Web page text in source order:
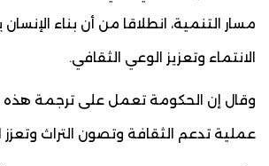
مسار التنمية، انطلاقا من أن بناء
الانتماء وتعزيز الوعي الثقافي.
وقال إن الحكومة تعمل على ترجمة هذه
عملية تدعم الثقافة وتصون التراث وتعزز